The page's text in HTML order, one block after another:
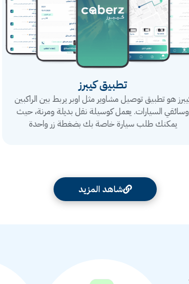
تطبيق كيبرز
هو تطبيق توصيل مشاوير مثل اوبر يربط بين الراكبين
وسائقي السيارات. يعمل كوسيلة نقل بديلة ومرنة، حيث
يمكنك طلب سيارة خاصة بك بضغطة زر واحدة
شاهد المزيد